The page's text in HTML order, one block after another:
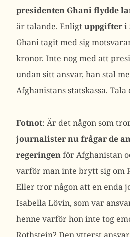
presidenten Ghani flydde
är talande. Enligtuppgifter i
Ghani tagit med sig
kronor. Inte nog med att
undan sitt ansvar, han stal
Afghanistans statskassa.
Fotnot: Är det någon som
journalister nu frågar de
regeringenför Afghanistan
varför man inte brytt sig om
Eller tror någon att en enda
Isabella Lövin, som var
henne varför hon inte tog